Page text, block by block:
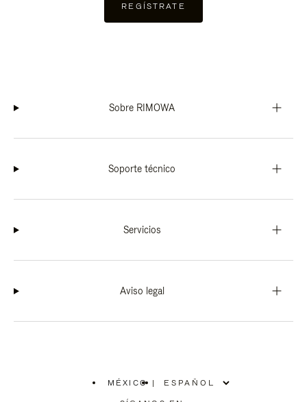
REGÍSTRATE
Sobre RIMOWA
Soporte técnico
Servicios
Aviso legal
MÉXICO |